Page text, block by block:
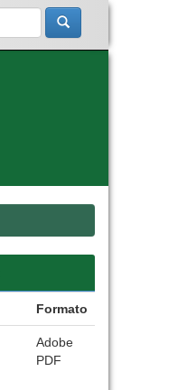
Formato
Adobe
PDF